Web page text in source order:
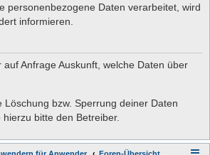
personenbezogene Daten verarbeitet, wird
informieren.
Anfrage Auskunft, welche Daten über
Löschung bzw. Sperrung deiner Daten
bitte den Betreiber.